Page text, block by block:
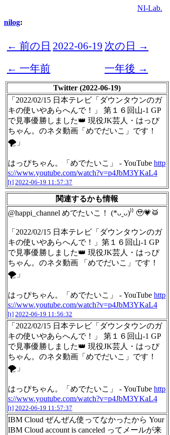
NI-Lab.
nilog:
← 前の日 2022-06-19 次の日 →
← 一年前
一年後 →
Twitter (2022-06-19)
「2022/02/15 日本テレビ「ダウンタウンのガ
キの使いやあらへんで！」 第１６回山-1 GP
で見事優勝しました👑 現役JK芸人・はっぴ
ちゃん。のネタ動画「めでだいこ」です！
🌪」
はっぴちゃん。「めでたいこ」 - YouTube http
s://www.youtube.com/watch?v=p4JbM3YKaL4
[t] 2022-06-19 11:57:37
関連するかも情報
@happi_channel めでたいこ！ (*ᴗˬᴗ)⁾⁾ 🥹💗🥁
「2022/02/15 日本テレビ「ダウンタウンのガ
キの使いやあらへんで！」第１６回山-1 GP
で見事優勝しました👑 現役JK芸人・はっぴ
ちゃん。のネタ動画 「めでだいこ」です！
🌪」
はっぴちゃん。「めでたいこ」 - YouTube http
s://www.youtube.com/watch?v=p4JbM3YKaL4
[t] 2022-06-19 11:56:32
「2022/02/15 日本テレビ「ダウンタウンのガ
キの使いやあらへんで！」 第１６回山-1 GP
で見事優勝しました👑 現役JK芸人・はっぴ
ちゃん。のネタ動画「めでだいこ」です！
🌪」
はっぴちゃん。「めでたいこ」 - YouTube http
s://www.youtube.com/watch?v=p4JbM3YKaL4
[t] 2022-06-19 11:57:37
IBM Cloud ぜんぜん使ってなかったから Your
IBM Cloud account is canceled ってメールが来